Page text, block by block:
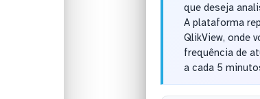
que deseja
A plataforma
QlikView, onde
frequência de
a cada 5